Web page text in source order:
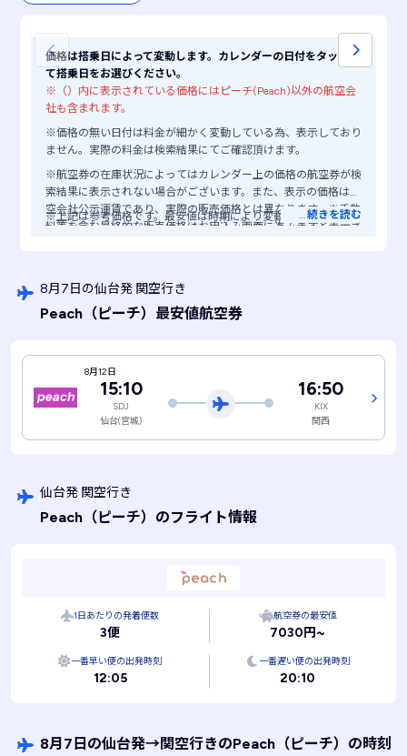
価格は搭乗日によって変動します。カレンダーの日付をタップし
て搭乗日をお選びください。
※（）内に表示されている価格にはピーチ(Peach)以外の航空会
社も含まれます。
※価格の無い日付は料金が細かく変動している為、表示しており
ません。実際の料金は検索結果にてご確認頂けます。
※航空券の在庫状況によってはカレンダー上の価格の航空券が検
索結果に表示されない場合がございます。また、表示の価格は航
空会社公示運賃であり、実際の販売価格とは異なります。※手数
料等を含む最終的な販売価格はお申込み画面に進みますと表示さ
※上記は参考価格です。最安値は時期により変動します。
…続きを読む
8月7日の仙台発 関空行き
Peach （ピーチ） 最安値航空券
8月12日
15:10
SDJ
仙台(宮城)
16:50
KIX
関西
仙台発 関空行き
Peach （ピーチ） のフライト情報
1日あたりの発着便数
3便
航空券の最安値
7030円~
一番早い便の出発時刻
12:05
一番遅い便の出発時刻
20:10
8月7日の仙台発→関空行きのPeach （ピーチ） の時刻